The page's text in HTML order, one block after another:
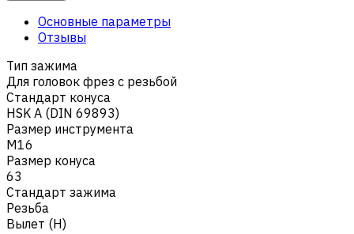
Основные параметры
Отзывы
Тип зажима
Для головок фрез с резьбой
Стандарт конуса
HSK A (DIN 69893)
Размер инструмента
M16
Размер конуса
63
Стандарт зажима
Резьба
Вылет (H)